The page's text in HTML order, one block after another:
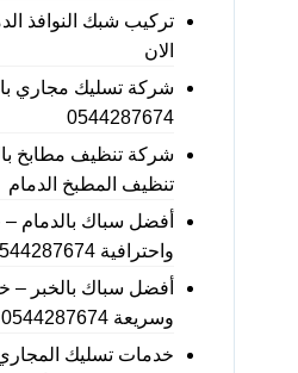
الان
شركة تسليك مجاري
0544287674
تنظيف المطبخ الدمام
أفضل سباك بالدمام
واحترافية 0544287674
أفضل سباك بالخبر –
وسريعة 0544287674
خدمات تسليك